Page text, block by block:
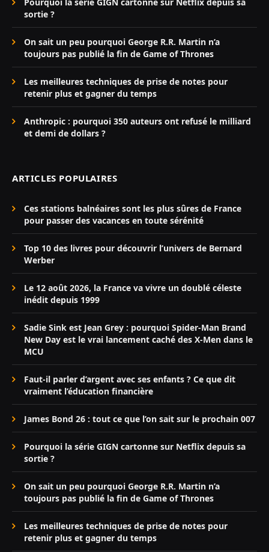
Pourquoi la série GIGN cartonne sur Netflix depuis sa
sortie ?
On sait un peu pourquoi George R.R. Martin n’a
toujours pas publié la fin de Game of Thrones
Les meilleures techniques de prise de notes pour
retenir plus et gagner du temps
Anthropic : pourquoi 350 auteurs ont refusé le milliard
et demi de dollars ?
ARTICLES POPULAIRES
Ces stations balnéaires sont les plus sûres de France
pour passer des vacances en toute sérénité
Top 10 des livres pour découvrir l’univers de Bernard
Werber
Le 12 août 2026, la France va vivre un doublé céleste
inédit depuis 1999
Sadie Sink est Jean Grey : pourquoi Spider-Man Brand
New Day est le vrai lancement caché des X-Men dans le
MCU
Faut-il parler d’argent avec ses enfants ? Ce que dit
vraiment l’éducation financière
James Bond 26 : tout ce que l’on sait sur le prochain 007
Pourquoi la série GIGN cartonne sur Netflix depuis sa
sortie ?
On sait un peu pourquoi George R.R. Martin n’a
toujours pas publié la fin de Game of Thrones
Les meilleures techniques de prise de notes pour
retenir plus et gagner du temps